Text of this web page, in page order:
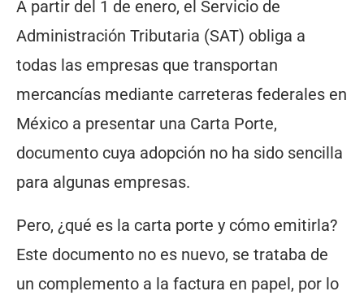
A partir del 1 de enero, el Servicio de
Administración Tributaria (SAT) obliga a
todas las empresas que transportan
mercancías mediante carreteras federales en
México a presentar una Carta Porte,
documento cuya adopción no ha sido sencilla
para algunas empresas.
Pero, ¿qué es la carta porte y cómo emitirla?
Este documento no es nuevo, se trataba de
un complemento a la factura en papel, por lo